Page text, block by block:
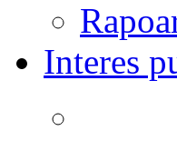
Interes